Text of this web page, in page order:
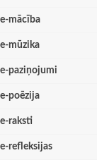
e-mācība
e-mūzika
e-paziņojumi
e-poēzija
e-raksti
e-refleksijas